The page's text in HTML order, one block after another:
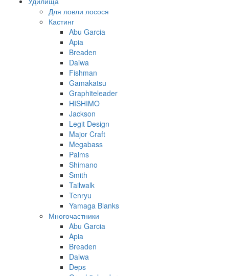
Для ловли лосося
Кастинг
Abu Garcia
Apia
Breaden
Daiwa
Fishman
Gamakatsu
Graphiteleader
HISHIMO
Jackson
Legit Design
Major Craft
Megabass
Palms
Shimano
Smith
Tailwalk
Tenryu
Yamaga Blanks
Многочастники
Abu Garcia
Apia
Breaden
Daiwa
Deps